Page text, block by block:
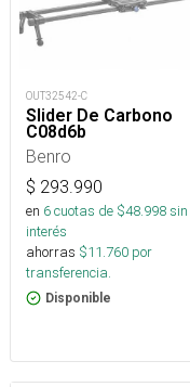
OUT32542-C
Slider De Carbono
C08d6b
Benro
$ 293.990
en 6cuotas de $48.998sin
interés
ahorras $11.760 por
transferencia.
Disponible